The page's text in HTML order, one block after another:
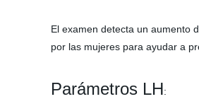
El examen detecta un aumento
por las mujeres para ayudar a
Parámetros LH: